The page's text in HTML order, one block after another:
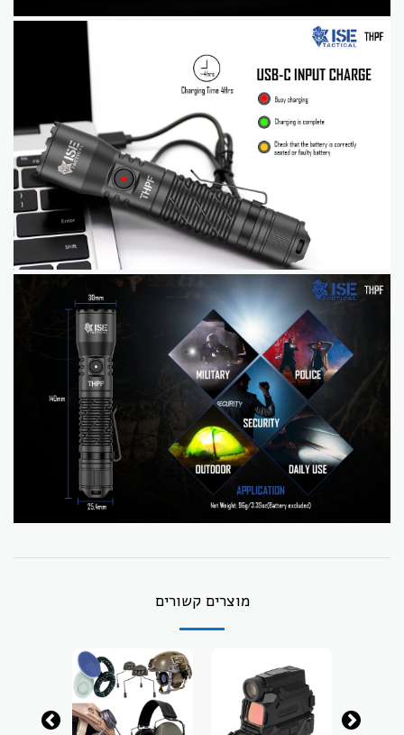
מוצרים קשורים